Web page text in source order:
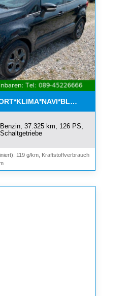
Benzin, 37.325 km, 126 PS,
Schaltgetriebe
119 g/km, Kraftstoffverbrauch